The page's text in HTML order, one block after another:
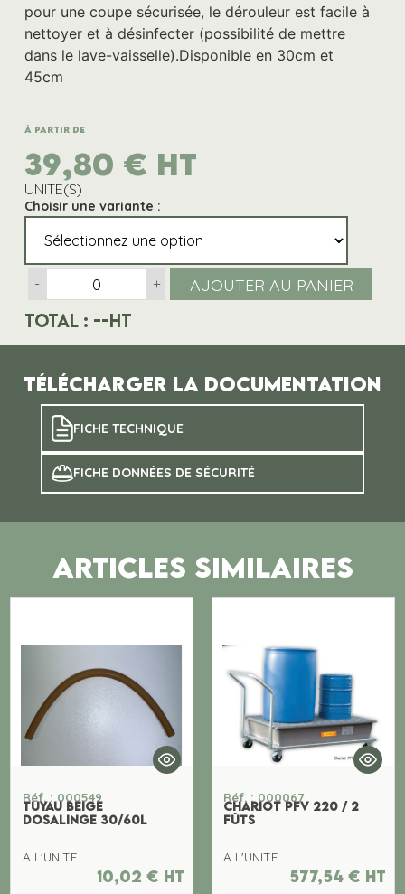
pour une coupe sécurisée, le dérouleur est facile à
nettoyer et à désinfecter (possibilité de mettre
dans le lave-vaisselle).Disponible en 30cm et
45cm
À partir de
39,80 € HT
UNITE(S)
Choisir une variante :
- + AJOUTER AU PANIER
Total : --HT
Télécharger la documentation
FICHE TECHNIQUE
FICHE DONNÉES DE SÉCURITÉ
ARTICLES SIMILAIRES
Réf. : 000549
TUYAU BEIGE
DOSALINGE 30/60L
A L'UNITE
10,02 € ht
Réf. : 000067
CHARIOT PFV 220 / 2
FÛTS
A L'UNITE
577,54 € ht